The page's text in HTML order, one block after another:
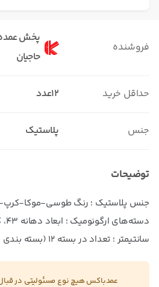
فروشنده
پخش عمده
حاجیان
حداقل خرید 12عدد
جنس پلاستیک
توضیحات
جنس پلاستیک ؛ رنگ طوسی-موکا-کرپ-
سانتیمتر ؛ تعداد در بسته ۱۲ (بسته بندی نایلون)
عمدباکس هیچ نوع مسئولیتی در